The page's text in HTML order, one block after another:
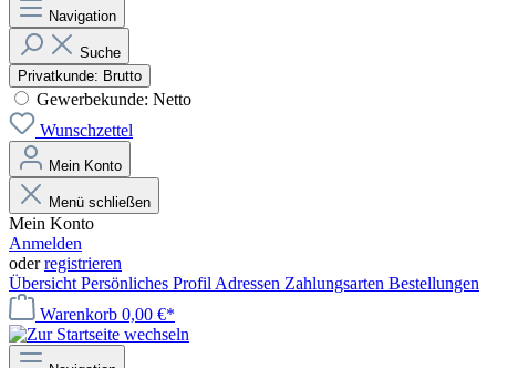
Navigation
Suche
Privatkunde: Brutto
Gewerbekunde: Netto
Wunschzettel
Mein Konto
Menü schließen
Mein Konto
Anmelden
oderregistrieren
Übersicht Persönliches Profil Adressen Zahlungsarten Bestellungen
Warenkorb 0,00 €*